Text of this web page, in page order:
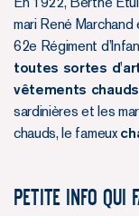
mari René
62e Régiment
toutes sortes
vêtements
sardinières et les
chauds, le fameux
Petite info qui